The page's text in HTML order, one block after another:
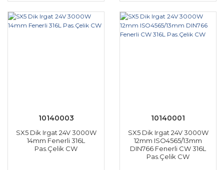
10140003
SX5 Dik Irgat 24V 3000W
14mm Fenerli 316L
Pas.Çelik CW
10140001
SX5 Dik Irgat 24V 3000W
12mm ISO4565/13mm
DIN766 Fenerli CW 316L
Pas.Çelik CW